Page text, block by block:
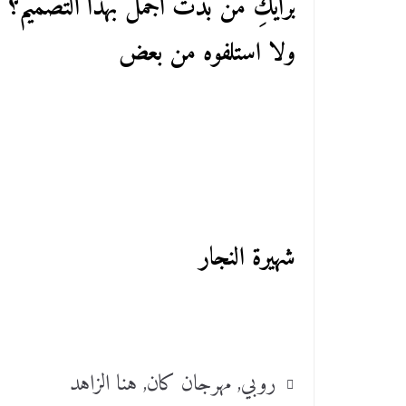
ولا استلفوه من بعض
شهيرة النجار
روبي,مهرجان كان,هنا الزاهد